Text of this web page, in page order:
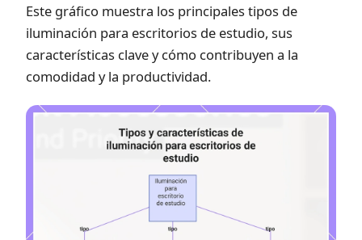
Este gráfico muestra los principales tipos de
iluminación para escritorios de estudio, sus
características clave y cómo contribuyen a la
comodidad y la productividad.